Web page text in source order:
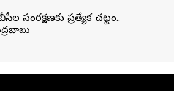
సంరక్షణకు ప్రత్యేక చట్టం..